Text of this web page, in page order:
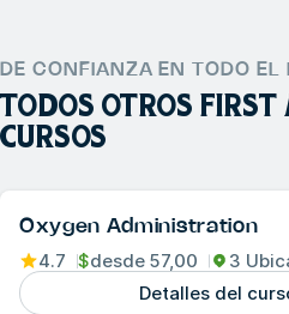
DE CONFIANZA EN TODO EL
TODOS OTROS FIRST
CURSOS
Oxygen Administration
4.7 $desde 57,00
3
Detalles del